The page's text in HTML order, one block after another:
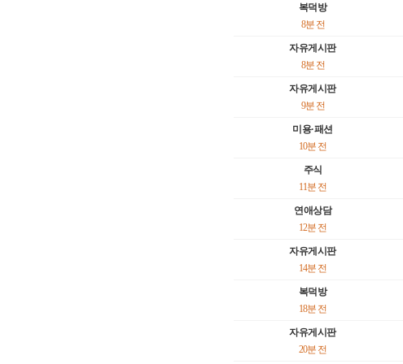
복덕방
8분 전
자유게시판
8분 전
자유게시판
9분 전
미용·패션
10분 전
주식
11분 전
연애상담
12분 전
자유게시판
14분 전
복덕방
18분 전
자유게시판
20분 전